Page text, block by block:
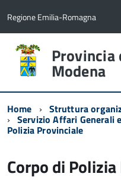
Regione Emilia-Romagna
Provincia
Modena
Home Struttura
Servizio Affari Generali
Polizia Provinciale
Corpo di